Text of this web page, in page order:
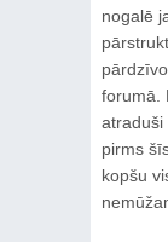
nogalē
forumā.
atraduši
pirms
kopšu